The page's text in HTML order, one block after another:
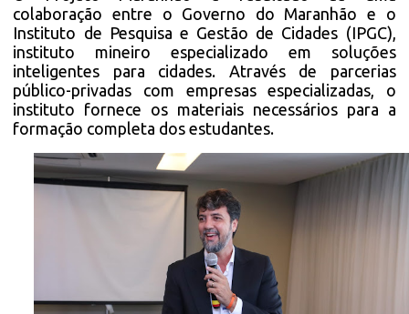
colaboração entre o Governo do Maranhão e o
Instituto de Pesquisa e Gestão de Cidades (IPGC),
instituto mineiro especializado em soluções
inteligentes para cidades. Através de parcerias
público-privadas com empresas especializadas, o
instituto fornece os materiais necessários para a
formação completa dos estudantes.